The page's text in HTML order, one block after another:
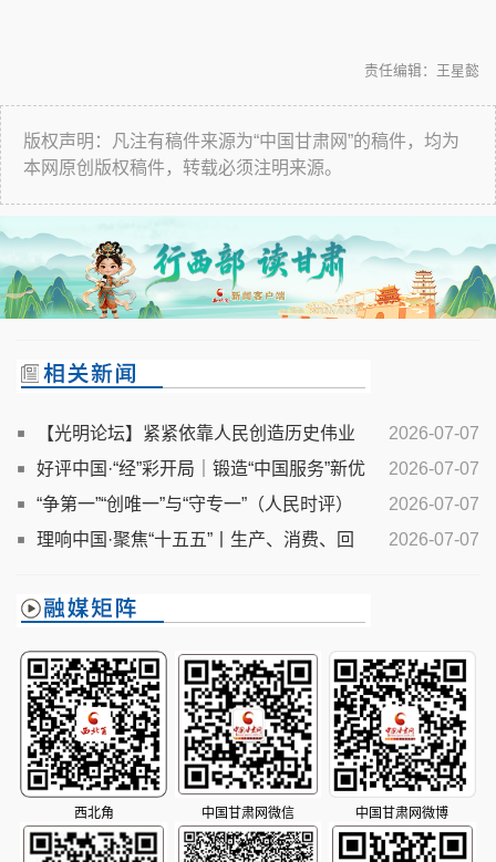
责任编辑：王星懿
版权声明：凡注有稿件来源为“中国甘肃网”的稿件，均为
本网原创版权稿件，转载必须注明来源。
2026-07-07
【光明论坛】紧紧依靠人民创造历史伟业
2026-07-07
好评中国·“经”彩开局｜锻造“中国服务”新优
势
2026-07-07
“争第一”“创唯一”与“守专一”（人民时评）
2026-07-07
理响中国·聚焦“十五五”丨生产、消费、回
西北角 中国甘肃网微信 中国甘肃网微博